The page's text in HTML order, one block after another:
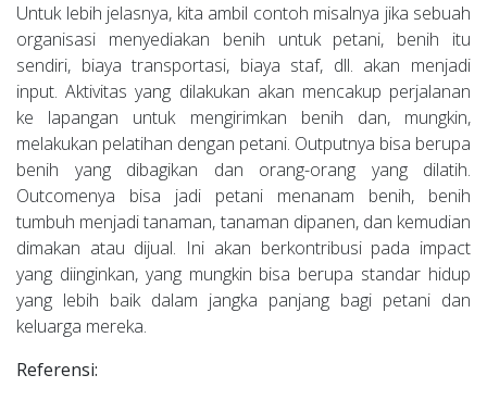
Untuk lebih jelasnya, kita ambil contoh misalnya jika sebuah
organisasi menyediakan benih untuk petani, benih itu
sendiri, biaya transportasi, biaya staf, dll. akan menjadi
input. Aktivitas yang dilakukan akan mencakup perjalanan
ke lapangan untuk mengirimkan benih dan, mungkin,
melakukan pelatihan dengan petani. Outputnya bisa berupa
benih yang dibagikan dan orang-orang yang dilatih.
Outcomenya bisa jadi petani menanam benih, benih
tumbuh menjadi tanaman, tanaman dipanen, dan kemudian
dimakan atau dijual. Ini akan berkontribusi pada impact
yang diinginkan, yang mungkin bisa berupa standar hidup
yang lebih baik dalam jangka panjang bagi petani dan
keluarga mereka.
Referensi: